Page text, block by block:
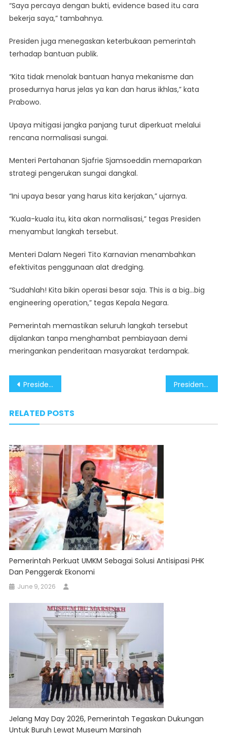
“Saya percaya dengan bukti, evidence based itu cara
bekerja saya,” tambahnya.
Presiden juga menegaskan keterbukaan pemerintah
terhadap bantuan publik.
“Kita tidak menolak bantuan hanya mekanisme dan
prosedurnya harus jelas ya kan dan harus ikhlas,” kata
Prabowo.
Upaya mitigasi jangka panjang turut diperkuat melalui
rencana normalisasi sungai.
Menteri Pertahanan Sjafrie Sjamsoeddin memaparkan
strategi pengerukan sungai dangkal.
“Ini upaya besar yang harus kita kerjakan,” ujarnya.
“Kuala-kuala itu, kita akan normalisasi,” tegas Presiden
menyambut langkah tersebut.
Menteri Dalam Negeri Tito Karnavian menambahkan
efektivitas penggunaan alat dredging.
“Sudahlah! Kita bikin operasi besar saja. This is a big…big
engineering operation,” tegas Kepala Negara.
Pemerintah memastikan seluruh langkah tersebut
dijalankan tanpa menghambat pembiayaan demi
meringankan penderitaan masyarakat terdampak.
Post
Presiden Prabowo Tunjukkan Bukti Lapangan Konkret Tangani Bencana Presiden Prabowo Tegaskan Negara Hadir dalam Penanganan Banjir Sumatera
RELATED POSTS
Pemerintah Perkuat UMKM Sebagai Solusi Antisipasi PHK
Dan Penggerak Ekonomi
June 9, 2026
Jelang May Day 2026, Pemerintah Tegaskan Dukungan
Untuk Buruh Lewat Museum Marsinah